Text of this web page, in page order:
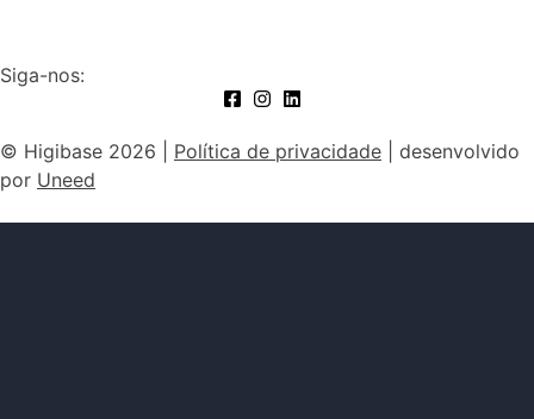
Siga-nos:
© Higibase 2026 | Política de privacidade | desenvolvido
por Uneed